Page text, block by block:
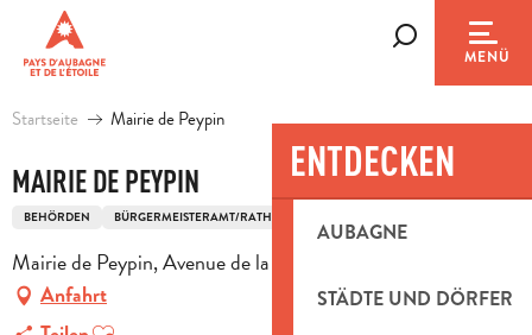
contenu
principal
MENÜ
ENTDECKEN
AUBAGNE
STÄDTE UND DÖRFER
Startseite Mairie de Peypin
MAIRIE DE PEYPIN
BEHÖRDEN BÜRGERMEISTERAMT/RATHAUS
Mairie de Peypin, Avenue de la République, 13124 Peypin
Anfahrt